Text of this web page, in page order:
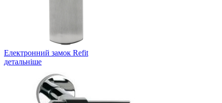
Електронний замок Refit
детальніше